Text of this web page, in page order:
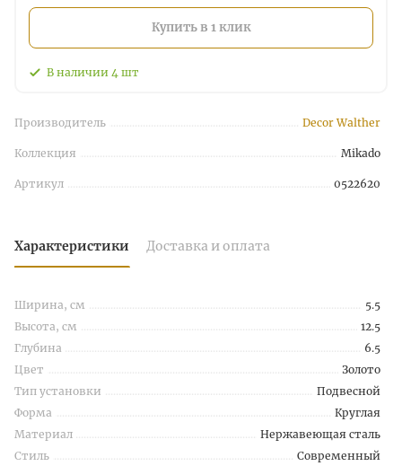
Купить в 1 клик
В наличии 4 шт
Производитель Decor Walther
Коллекция Mikado
Артикул 0522620
Характеристики Доставка и оплата
Ширина, см
5.5
Высота, см
12.5
Глубина
6.5
Цвет
Золото
Тип установки
Подвесной
Форма
Круглая
Материал
Нержавеющая сталь
Стиль
Современный